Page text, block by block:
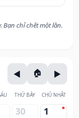
chỉ chết một lần.
THỨ BẢY CHỦ NHẬT
30 1